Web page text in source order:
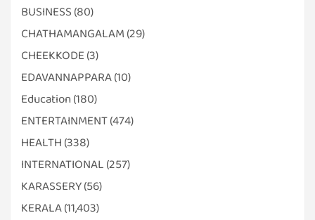
BUSINESS (80)
CHATHAMANGALAM (29)
CHEEKKODE (3)
EDAVANNAPPARA(10)
Education (180)
ENTERTAINMENT(474)
HEALTH (338)
INTERNATIONAL (257)
KARASSERY(56)
KERALA(11,403)